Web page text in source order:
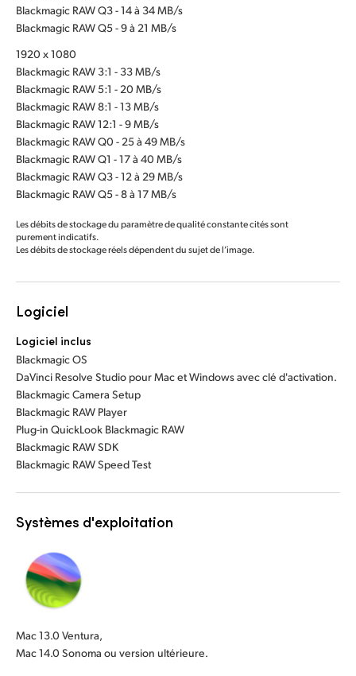
Blackmagic RAW Q3 - 14 à 34 MB/s
Blackmagic RAW Q5 - 9 à 21 MB/s
1920 x 1080
Blackmagic RAW 3:1 - 33 MB/s
Blackmagic RAW 5:1 - 20 MB/s
Blackmagic RAW 8:1 - 13 MB/s
Blackmagic RAW 12:1 - 9 MB/s
Blackmagic RAW Q0 - 25 à 49 MB/s
Blackmagic RAW Q1 - 17 à 40 MB/s
Blackmagic RAW Q3 - 12 à 29 MB/s
Blackmagic RAW Q5 - 8 à 17 MB/s
Les débits de stockage du paramètre de qualité constante cités sont
purement indicatifs.
Les débits de stockage réels dépendent du sujet de l’image.
Logiciel
Logiciel inclus
Blackmagic OS
DaVinci Resolve Studio pour Mac et Windows avec clé d'activation.
Blackmagic Camera Setup
Blackmagic RAW Player
Plug-in QuickLook Blackmagic RAW
Blackmagic RAW SDK
Blackmagic RAW Speed Test
Systèmes d'exploitation
Mac 13.0 Ventura,
Mac 14.0 Sonoma ou version ultérieure.